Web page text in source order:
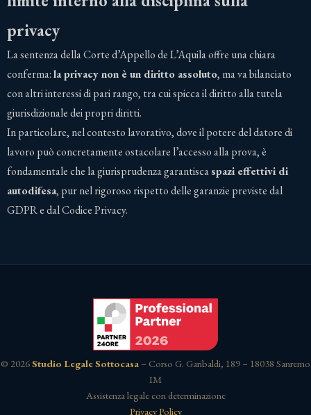
privacy
La sentenza della Corte d’Appello de L’Aquila offre una chiara
conferma:la privacy non è un diritto assoluto, ma va bilanciato
con altri interessi di pari rango, tra cui spicca il diritto alla tutela
giurisdizionale dei propri diritti.
In particolare, nel contesto lavorativo, dove il potere del datore di
lavoro può concretamente ostacolare l’accesso alla prova, è
fondamentale che la giurisprudenza garantiscaspazi effettivi di
autodifesa, pur nel rigoroso rispetto delle garanzie previste dal
GDPR e dal Codice Privacy.
© 2026Studio Legale Sottocasa – Corso G. Garibaldi, 189 – 18038 Sanremo
IM
Assistenza legale con determinazione
Privacy Policy